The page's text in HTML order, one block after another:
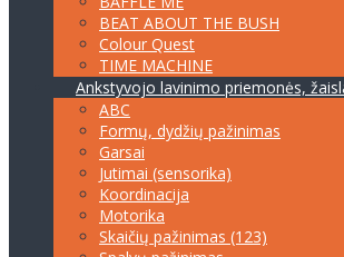
BEAT ABOUT THE BUSH
Colour Quest
TIME MACHINE
Ankstyvojo lavinimo priemonės,
ABC
Formų, dydžių pažinimas
Garsai
Jutimai (sensorika)
Koordinacija
Motorika
Skaičių pažinimas (123)